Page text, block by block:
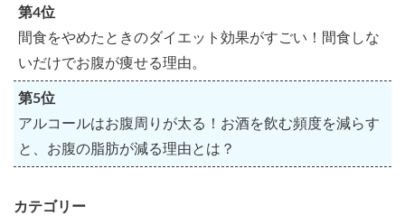
第4位
間食をやめたときのダイエット効果がすごい！間食しな
いだけでお腹が痩せる理由。
第5位
アルコールはお腹周りが太る！お酒を飲む頻度を減らす
と、お腹の脂肪が減る理由とは？
カテゴリー